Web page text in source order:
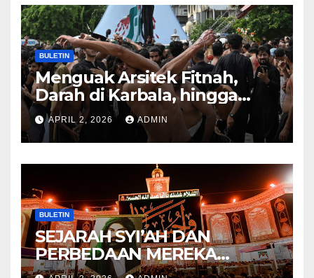
BULETIN
Menguak Arsitek Fitnah,
Darah di Karbala, hingga
Lahirnya Sekte-sekte serta
Mitos Imam Gaib
APRIL 2, 2026 ADMIN
BULETIN
SEJARAH SYI’AH DAN
PERBEDAAN MEREKA
ANTARA DULU DAN